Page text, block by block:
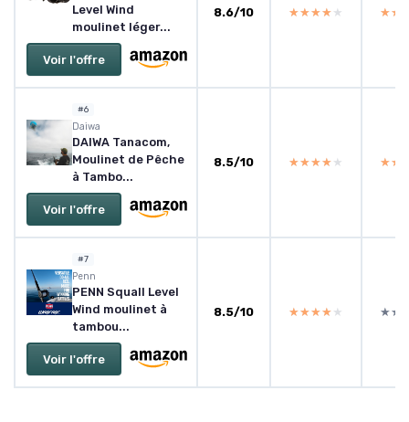
Level Wind
moulinet léger...
Voir l'offre
8.6/10 ★★★★★
★★★★★
#6
Daiwa
DAIWA Tanacom,
Moulinet de Pêche
à Tambo...
Voir l'offre
8.5/10 ★★★★★
★★★★★
#7
Penn
PENN Squall Level
Wind moulinet à
tambou...
Voir l'offre
8.5/10 ★★★★★
★★★★★